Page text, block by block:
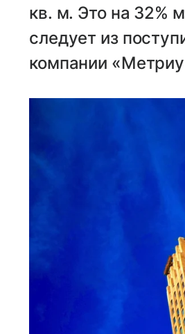
кв. м. Это на 32%
следует из
компании